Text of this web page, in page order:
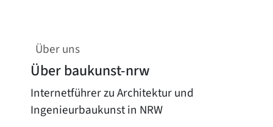
Über uns
Über baukunst-nrw
Internetführer zu Architektur und
Ingenieurbaukunst in NRW